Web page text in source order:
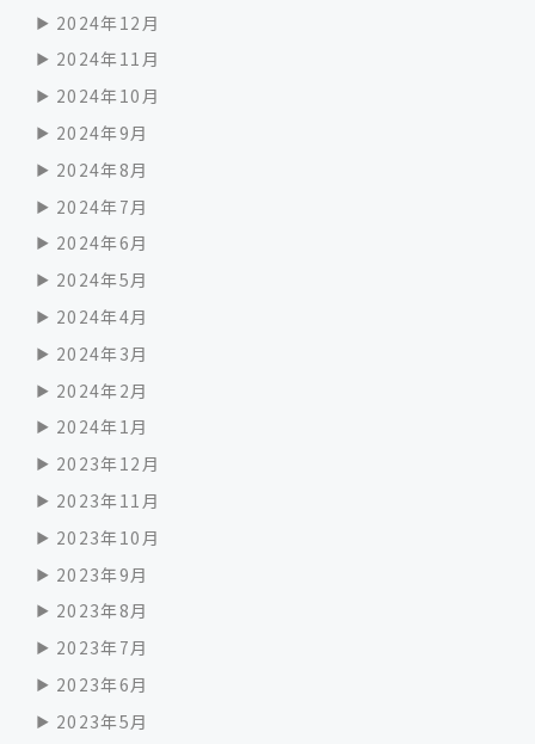
2024年12月
2024年11月
2024年10月
2024年9月
2024年8月
2024年7月
2024年6月
2024年5月
2024年4月
2024年3月
2024年2月
2024年1月
2023年12月
2023年11月
2023年10月
2023年9月
2023年8月
2023年7月
2023年6月
2023年5月